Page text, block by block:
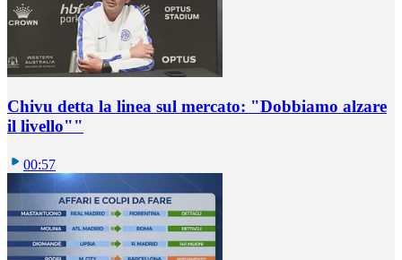
Chivu detta la linea sul mercato: "Dobbiamo alzare
il livello""
00:57